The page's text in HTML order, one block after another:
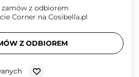
zamów z odbiorem
Corner na Cosibella.pl
Z ODBIOREM